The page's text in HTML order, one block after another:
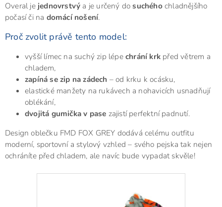
Overal je jednovrstvý a je určený dosuchéhochladnějšího
počasí či na domácí nošení.
Proč zvolit právě tento model:
vyšší límec na suchý zip lépechrání krk před větrem a
chladem,
zapíná se zip na zádech – od krku k ocásku,
elastické manžety na rukávech a nohavicích usnadňují
oblékání,
dvojitá gumička v pase zajistí perfektní padnutí.
Design oblečku FMD FOX GREY dodává celému outfitu
moderní, sportovní a stylový vzhled – svého pejska tak nejen
ochráníte před chladem, ale navíc bude vypadat skvěle!